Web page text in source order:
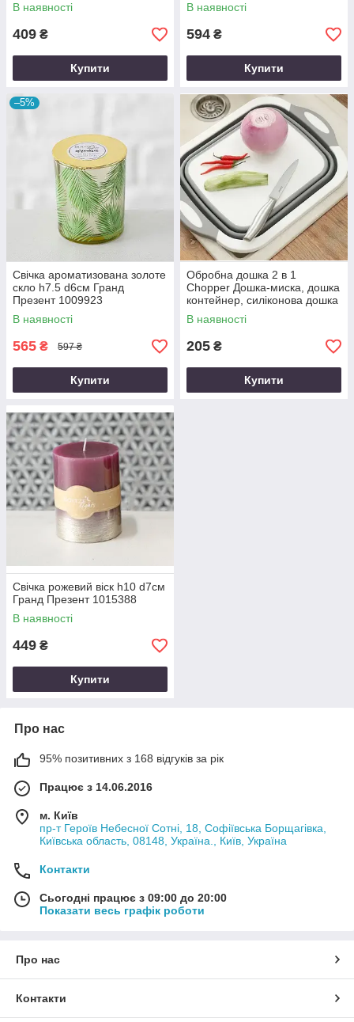
В наявності
409 ₴
Купити
В наявності
594 ₴
Купити
–5%
Свічка ароматизована золоте
скло h7.5 d6см Гранд
Презент 1009923
В наявності
565 ₴ 597 ₴
Купити
Обробна дошка 2 в 1
Chopper Дошка-миска, дошка
контейнер, силіконова дошка
В наявності
205 ₴
Купити
Свічка рожевий віск h10 d7см
Гранд Презент 1015388
В наявності
449 ₴
Купити
Про нас
95% позитивних з 168 відгуків за рік
Працює з 14.06.2016
м. Київ
пр-т Героїв Небесної Сотні, 18, Софіївська Борщагівка,
Київська область, 08148, Україна., Київ, Україна
Контакти
Сьогодні працює з 09:00 до 20:00
Показати весь графік роботи
Про нас
Контакти